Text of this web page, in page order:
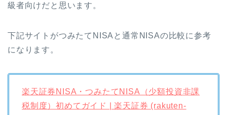
級者向けだと思います。
下記サイトがつみたてNISAと通常NISAの比較に参考
になります。
楽天証券NISA・つみたてNISA（少額投資非課
税制度）初めてガイド | 楽天証券 (rakuten-